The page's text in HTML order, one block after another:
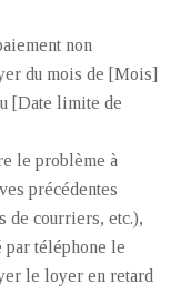
non
du mois de [Mois]
[Date limite de
le problème à
précédentes
de courriers, etc.),
par téléphone le
le loyer en retard